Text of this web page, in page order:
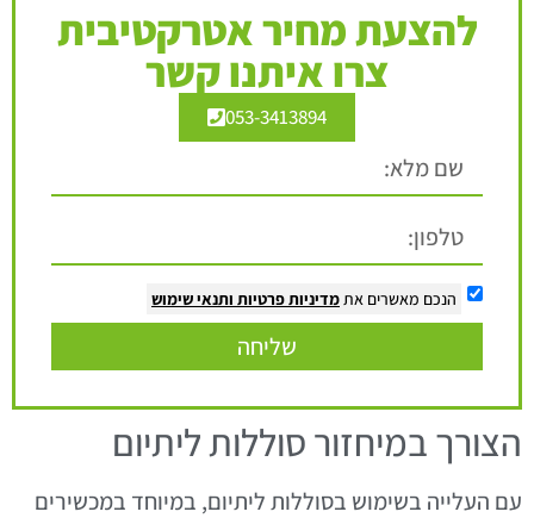
להצעת מחיר אטרקטיבית
צרו איתנו קשר
053-3413894
הנכם מאשרים את מדיניות פרטיות ותנאי שימוש
שליחה
הצורך במיחזור סוללות ליתיום
עם העלייה בשימוש בסוללות ליתיום, במיוחד במכשירים